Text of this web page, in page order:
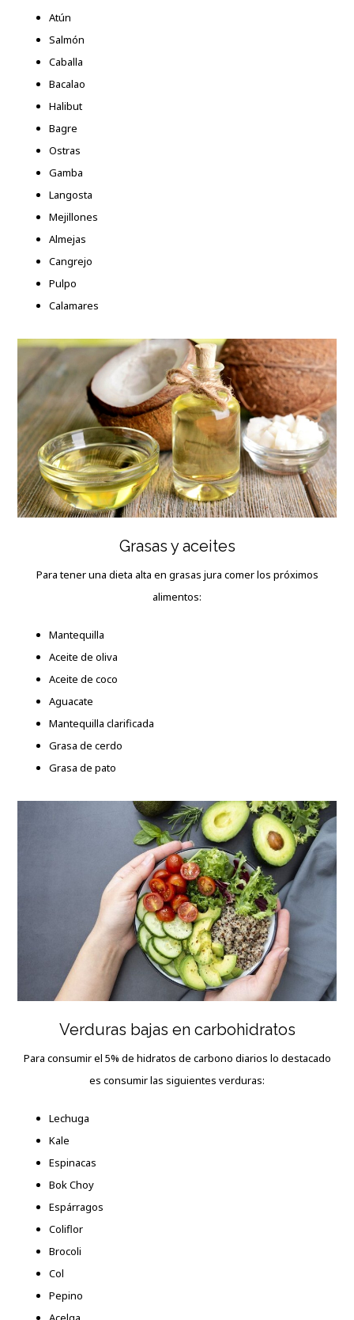
Atún
Salmón
Caballa
Bacalao
Halibut
Bagre
Ostras
Gamba
Langosta
Mejillones
Almejas
Cangrejo
Pulpo
Calamares
Grasas y aceites
Para tener una dieta alta en grasas jura comer los próximos
alimentos:
Mantequilla
Aceite de oliva
Aceite de coco
Aguacate
Mantequilla clarificada
Grasa de cerdo
Grasa de pato
Verduras bajas en carbohidratos
Para consumir el 5% de hidratos de carbono diarios lo destacado
es consumir las siguientes verduras:
Lechuga
Kale
Espinacas
Bok Choy
Espárragos
Coliflor
Brocoli
Col
Pepino